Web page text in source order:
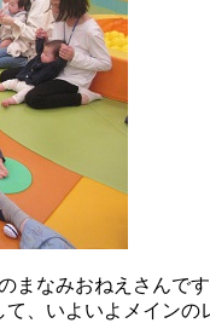
まなみおねえさんで
て、いよいよメイ